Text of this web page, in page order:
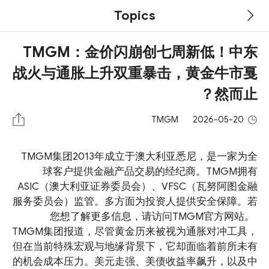
Topics
TMGM：金价闪崩创七周新低！中东
战火与通胀上升双重暴击，黄金牛市戛
然而止？
2026-05-20
TMGM
TMGM集团2013年成立于澳大利亚悉尼，是一家为全
球客户提供金融产品交易的经纪商。TMGM拥有
ASIC（澳大利亚证券委员会）、VFSC（瓦努阿图金融
服务委员会）监管。多方面为投资人提供安全保障。若
您想了解更多信息，请访问TMGM官方网站。
TMGM集团报道，尽管黄金历来被视为通胀对冲工具，
但在当前特殊宏观与地缘背景下，它却面临着前所未有
的机会成本压力。美元走强、美债收益率飙升，以及中